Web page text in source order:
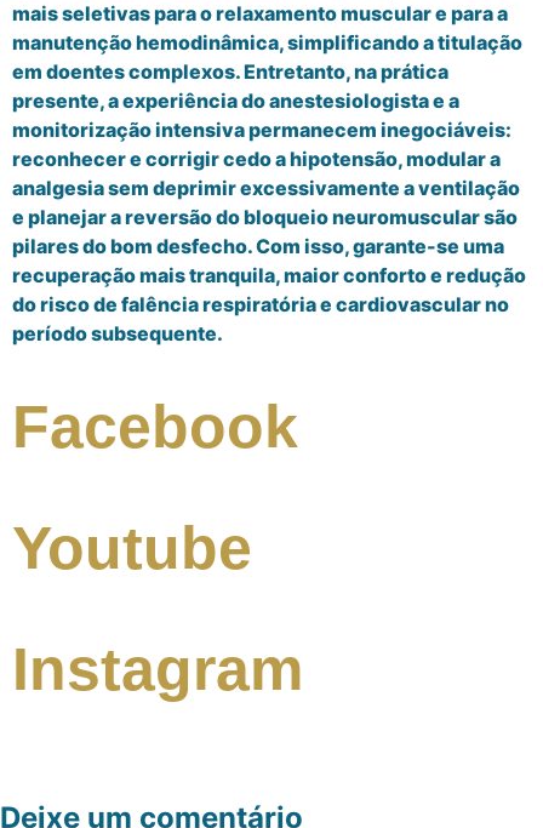
mais seletivas para o relaxamento muscular e para a
manutenção hemodinâmica, simplificando a titulação
em doentes complexos. Entretanto, na prática
presente, a experiência do anestesiologista e a
monitorização intensiva permanecem inegociáveis:
reconhecer e corrigir cedo a hipotensão, modular a
analgesia sem deprimir excessivamente a ventilação
e planejar a reversão do bloqueio neuromuscular são
pilares do bom desfecho. Com isso, garante-se uma
recuperação mais tranquila, maior conforto e redução
do risco de falência respiratória e cardiovascular no
período subsequente.
Facebook
Youtube
Instagram
Deixe um comentário